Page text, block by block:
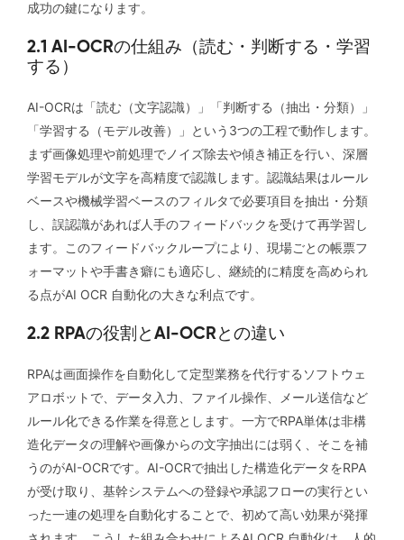
成功の鍵になります。
2.1 AI-OCRの仕組み（読む・判断する・学習
する）
AI-OCRは「読む（文字認識）」「判断する（抽出・分類）」
「学習する（モデル改善）」という3つの工程で動作します。
まず画像処理や前処理でノイズ除去や傾き補正を行い、深層
学習モデルが文字を高精度で認識します。認識結果はルール
ベースや機械学習ベースのフィルタで必要項目を抽出・分類
し、誤認識があれば人手のフィードバックを受けて再学習し
ます。このフィードバックループにより、現場ごとの帳票フ
ォーマットや手書き癖にも適応し、継続的に精度を高められ
る点がAI OCR 自動化の大きな利点です。
2.2 RPAの役割とAI-OCRとの違い
RPAは画面操作を自動化して定型業務を代行するソフトウェ
アロボットで、データ入力、ファイル操作、メール送信など
ルール化できる作業を得意とします。一方でRPA単体は非構
造化データの理解や画像からの文字抽出には弱く、そこを補
うのがAI-OCRです。AI-OCRで抽出した構造化データをRPA
が受け取り、基幹システムへの登録や承認フローの実行とい
った一連の処理を自動化することで、初めて高い効果が発揮